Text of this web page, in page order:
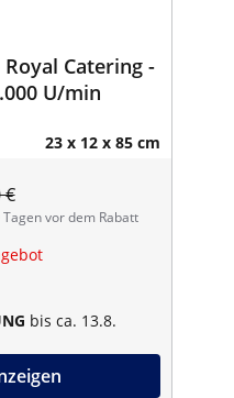
Catering -
U/min
23 x 12 x 85 cm
€
vor dem Rabatt
bis ca. 13.8.